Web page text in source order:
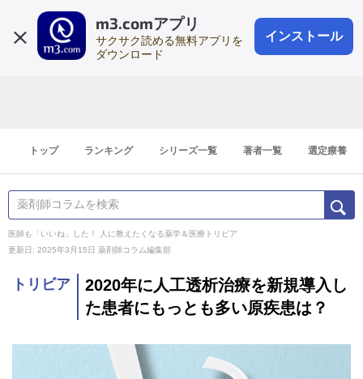
m3.comアプリ
サクサク読める無料アプリを
ダウンロード
インストール
会員登録
登録1分
トップ ランキング シリーズ一覧 著者一覧 選定療養
医師も「いいね」した！ 人に教えたくなる薬学＆医療トリビア
更新日: 2025年3月15日 薬剤師コラム編集部
トリビア
2020年に人工透析治療を新規導入し
た患者にもっとも多い原疾患は？